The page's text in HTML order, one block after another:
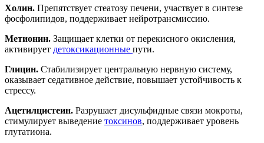
Холин. Препятствует стеатозу печени, участвует в синтезе
фосфолипидов, поддерживает нейротрансмиссию.
Метионин. Защищает клетки от перекисного окисления,
активирует детоксикационные пути.
Глицин. Стабилизирует центральную нервную систему,
оказывает седативное действие, повышает устойчивость к
стрессу.
Ацетилцистеин. Разрушает дисульфидные связи мокроты,
стимулирует выведение токсинов, поддерживает уровень
глутатиона.